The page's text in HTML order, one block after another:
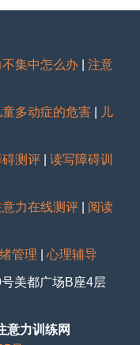
集中怎么办 |注意
童多动症的危害
儿
测评 |读写障碍训
意力在线测评
阅读
管理 |心理辅导
美都广场B座4层
意力训练网